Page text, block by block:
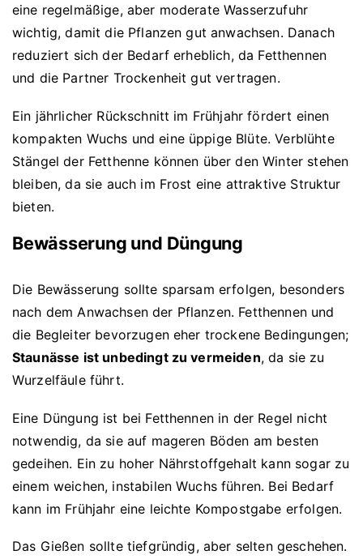
eine regelmäßige, aber moderate Wasserzufuhr
wichtig, damit die Pflanzen gut anwachsen. Danach
reduziert sich der Bedarf erheblich, da Fetthennen
und die Partner Trockenheit gut vertragen.
Ein jährlicher Rückschnitt im Frühjahr fördert einen
kompakten Wuchs und eine üppige Blüte. Verblühte
Stängel der Fetthenne können über den Winter stehen
bleiben, da sie auch im Frost eine attraktive Struktur
bieten.
Bewässerung und Düngung
Die Bewässerung sollte sparsam erfolgen, besonders
nach dem Anwachsen der Pflanzen. Fetthennen und
die Begleiter bevorzugen eher trockene Bedingungen;
Staunässe ist unbedingt zu vermeiden, da sie zu
Wurzelfäule führt.
Eine Düngung ist bei Fetthennen in der Regel nicht
notwendig, da sie auf mageren Böden am besten
gedeihen. Ein zu hoher Nährstoffgehalt kann sogar zu
einem weichen, instabilen Wuchs führen. Bei Bedarf
kann im Frühjahr eine leichte Kompostgabe erfolgen.
Das Gießen sollte tiefgründig, aber selten geschehen.